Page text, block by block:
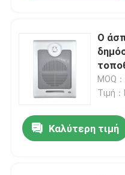
Ο
10W
MOQ
Τιμή
Καλύτερη τιμή